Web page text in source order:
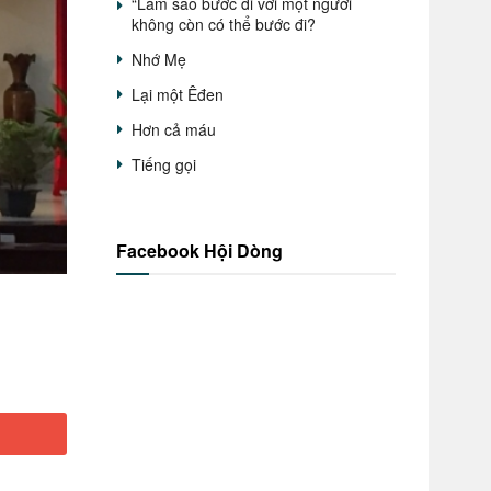
không còn có thể bước đi?
Nhớ Mẹ
Lại một Êđen
Hơn cả máu
Tiếng gọi
Facebook Hội Dòng